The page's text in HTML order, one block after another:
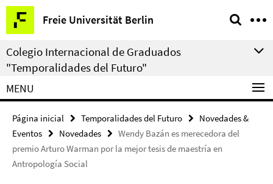
Springe
direkt
zu
Inhalt
Freie Universität Berlin
Herramientas
de
navegación
Colegio Internacional de Graduados
"Temporalidades del Futuro"
MENU
Página inicial Temporalidades del Futuro
Novedades &
Eventos
Novedades
Wendy Bazán es merecedora del
premio Arturo Warman por la mejor tesis de maestría en
Antropología Social